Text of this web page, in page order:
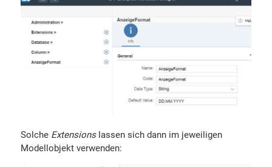
Solche Extensionslassen sich dann im jeweiligen
Modellobjekt verwenden: